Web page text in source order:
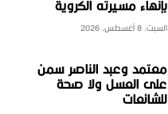
بإنهاء مسيرته الكروية
السبت، 8 أغسطس، 2026
معتمد وعبد الناصر سمن
على العسل ولا صحة
للشائعات